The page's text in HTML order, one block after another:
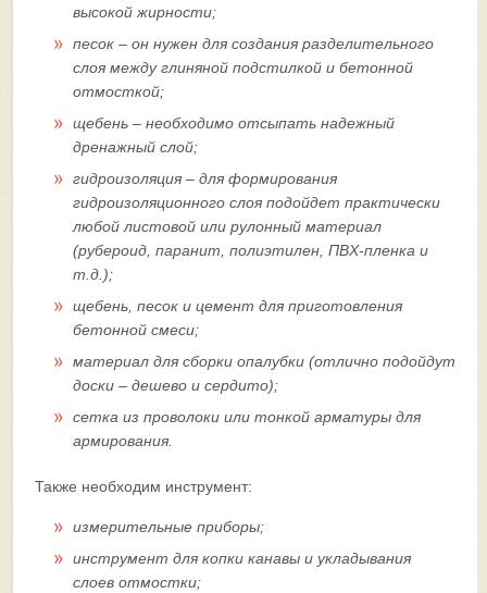
высокой жирности;
песок – он нужен для создания разделительного
слоя между глиняной подстилкой и бетонной
отмосткой;
щебень – необходимо отсыпать надежный
дренажный слой;
гидроизоляция – для формирования
гидроизоляционного слоя подойдет практически
любой листовой или рулонный материал
(рубероид, паранит, полиэтилен, ПВХ-пленка и
т.д.);
щебень, песок и цемент для приготовления
бетонной смеси;
материал для сборки опалубки (отлично подойдут
доски – дешево и сердито);
сетка из проволоки или тонкой арматуры для
армирования.
Также необходим инструмент:
измерительные приборы;
инструмент для копки канавы и укладывания
слоев отмостки;